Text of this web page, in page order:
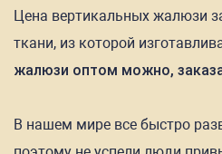
Цена вертикальных жалюзи
ткани, из которой
жалюзи оптом можно,
В нашем мире все быстро